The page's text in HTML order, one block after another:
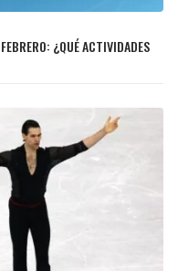
¿QUÉ ACTIVIDADES